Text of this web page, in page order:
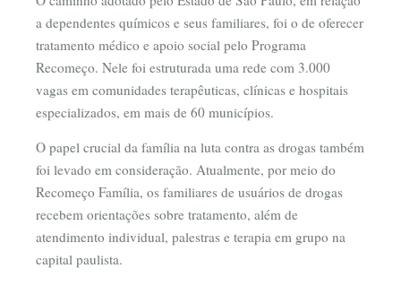
a dependentes químicos e seus familiares, foi o de oferecer
tratamento médico e apoio social pelo Programa
Recomeço. Nele foi estruturada uma rede com 3.000
vagas em comunidades terapêuticas, clínicas e hospitais
especializados, em mais de 60 municípios.
O papel crucial da família na luta contra as drogas também
foi levado em consideração. Atualmente, por meio do
Recomeço Família, os familiares de usuários de drogas
recebem orientações sobre tratamento, além de
atendimento individual, palestras e terapia em grupo na
capital paulista.